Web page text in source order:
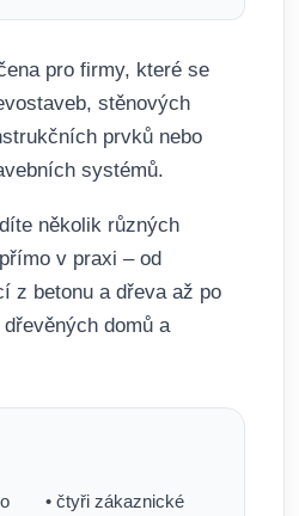
pro firmy, které se
stěnových
prvků nebo
systémů.
několik různých
v praxi – od
z betonu a dřeva až po
domů a
• čtyři zákaznické